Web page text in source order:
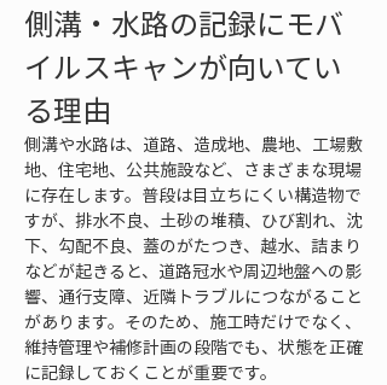
側溝・水路の記録にモバ
イルスキャンが向いてい
る理由
側溝や水路は、道路、造成地、農地、工場敷
地、住宅地、公共施設など、さまざまな現場
に存在します。普段は目立ちにくい構造物で
すが、排水不良、土砂の堆積、ひび割れ、沈
下、勾配不良、蓋のがたつき、越水、詰まり
などが起きると、道路冠水や周辺地盤への影
響、通行支障、近隣トラブルにつながること
があります。そのため、施工時だけでなく、
維持管理や補修計画の段階でも、状態を正確
に記録しておくことが重要です。